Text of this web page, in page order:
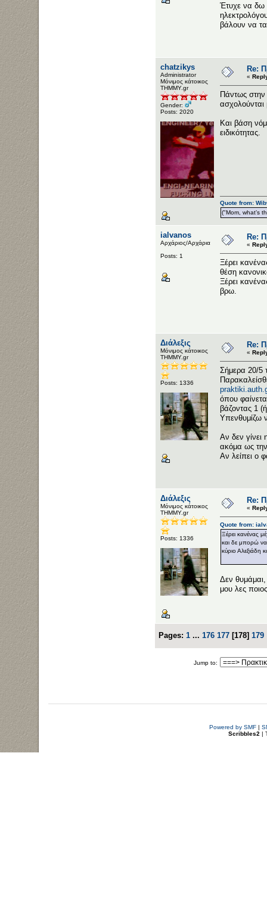
Έτυχε να δω
βάλουν να
chatzikys
Administrator
Μόνιμος κάτοικος
ΤΗΜΜΥ.gr
Gender:
Posts: 2020
Re:
«
Πάντως στην
ασχολούνται
Και βάση
ειδικότητας.
Quote from:
("Mom, what’s
ialvanos
Αρχάριος/Αρχάρια
Posts: 1
Re:
«
Ξέρει
θέση
Ξέρει
βρω.
Διάλεξις
Μόνιμος κάτοικος
ΤΗΜΜΥ.gr
Posts: 1336
Re:
«
Σήμερα 20/5
όπου
βάζοντας 1
Υπενθυμίζω
Αν δεν
ακόμα ως
Αν λείπει ο
Διάλεξις
Μόνιμος κάτοικος
ΤΗΜΜΥ.gr
Posts: 1336
Re:
«
Quote from:
Ξέρει κανένας
και δε μπορώ να
κύριο Αλεξιάδη
Δεν θυμάμαι,
μου λες
Pages: 1 ... 176 177 [178] 179
Jump to:
Powered by SMF|
Scribbles2 |